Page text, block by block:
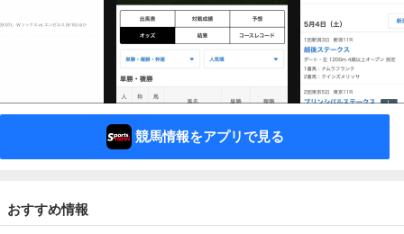
競馬情報をアプリで見る
おすすめ情報